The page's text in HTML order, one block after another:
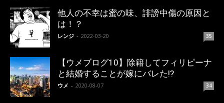
他人の不幸は蜜の味、誹謗中傷の原因と
は！？
レンジ - 2022-03-20 35
【ウメブログ10】除籍してフィリピーナ
と結婚することが嫁にバレた!?
ウメ - 2020-08-07 34